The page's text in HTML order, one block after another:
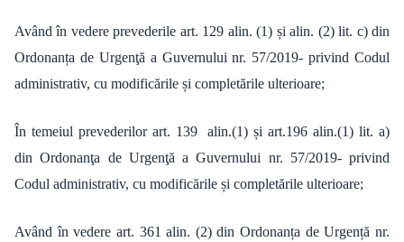
Având în vedere prevederile art. 129 alin. (1) și alin. (2) lit. c) din
Ordonanța de Urgenţă a Guvernului nr. 57/2019- privind Codul
administrativ, cu modificările și completările ulterioare;
În temeiul prevederilor art. 139
alin.(1) și art.196 alin.(1) lit. a)
din Ordonanţa de Urgenţă a Guvernului nr. 57/2019- privind
Codul administrativ, cu modificările și completările ulterioare;
Având în vedere art. 361 alin. (2) din Ordonanța de Urgență nr.